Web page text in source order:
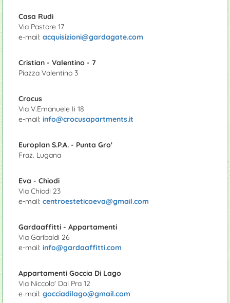
Casa Rudi
Via Pastore 17
e-mail: acquisizioni@gardagate.com
Cristian - Valentino - 7
Piazza Valentino 3
Crocus
Via V.Emanuele Ii 18
e-mail: info@crocusapartments.it
Europlan S.P.A. - Punta Gro'
Fraz. Lugana
Eva - Chiodi
Via Chiodi 23
e-mail: centroesteticoeva@gmail.com
Gardaaffitti - Appartamenti
Via Garibaldi 26
e-mail: info@gardaaffitti.com
Appartamenti Goccia Di Lago
Via Niccolo' Dal Pra 12
e-mail: gocciadilago@gmail.com